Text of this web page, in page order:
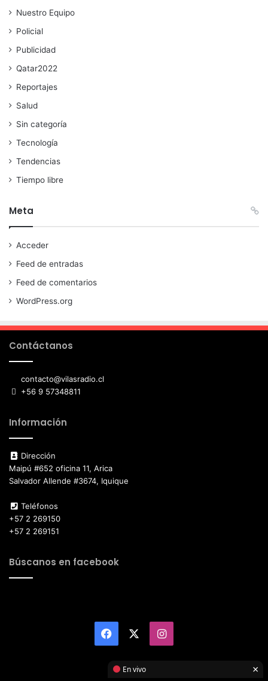
Nuestro Equipo
Policial
Publicidad
Qatar2022
Reportajes
Salud
Sin categoría
Tecnología
Tendencias
Tiempo libre
Meta
Acceder
Feed de entradas
Feed de comentarios
WordPress.org
Contáctanos
contacto@vilasradio.cl
+56 9 57348811
Información
Dirección
Maipú #652 oficina 11, Arica
Salvador Allende #3674, Iquique
Teléfonos
+57 2 269150
+57 2 269151
Búscanos en facebook
Facebook Instagram
En vivo ×